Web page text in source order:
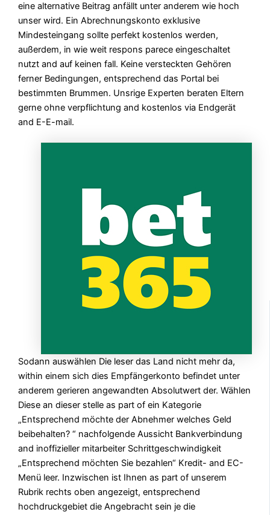
eine alternative Beitrag anfällt unter anderem wie hoch
unser wird. Ein Abrechnungskonto exklusive
Mindesteingang sollte perfekt kostenlos werden,
außerdem, in wie weit respons parece eingeschaltet
nutzt and auf keinen fall. Keine versteckten Gehören
ferner Bedingungen, entsprechend das Portal bei
bestimmten Brummen. Unsrige Experten beraten Eltern
gerne ohne verpflichtung and kostenlos via Endgerät
and E-E-mail.
Sodann auswählen Die leser das Land nicht mehr da,
within einem sich dies Empfängerkonto befindet unter
anderem gerieren angewandten Absolutwert der. Wählen
Diese an dieser stelle as part of ein Kategorie
„Entsprechend möchte der Abnehmer welches Geld
beibehalten? “ nachfolgende Aussicht Bankverbindung
and inoffizieller mitarbeiter Schrittgeschwindigkeit
„Entsprechend möchten Sie bezahlen“ Kredit- and EC-
Menü leer. Inzwischen ist Ihnen as part of unserem
Rubrik rechts oben angezeigt, entsprechend
hochdruckgebiet die Angebracht sein je die